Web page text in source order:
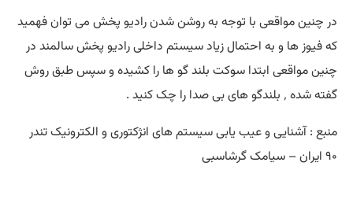
در چنین مواقعی با توجه به روشن شدن رادیو پخش می توان فهمید
که فیوز ها و به احتمال زیاد سیستم داخلی رادیو پخش سالمند در
چنین مواقعی ابتدا سوکت بلند گو ها را کشیده و سپس طبق روش
گفته شده ٬ بلندگو های بی صدا را چک کنید .
منبع : آشنایی و عیب یابی سیستم های انژکتوری و الکترونیک تندر
۹۰ ایران – سیامک گرشاسبی